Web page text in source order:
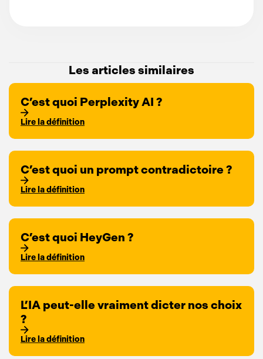
Les articles similaires
C’est quoi Perplexity AI ?
Lire la définition
C’est quoi un prompt contradictoire ?
Lire la définition
C’est quoi HeyGen ?
Lire la définition
L’IA peut-elle vraiment dicter nos choix
?
Lire la définition